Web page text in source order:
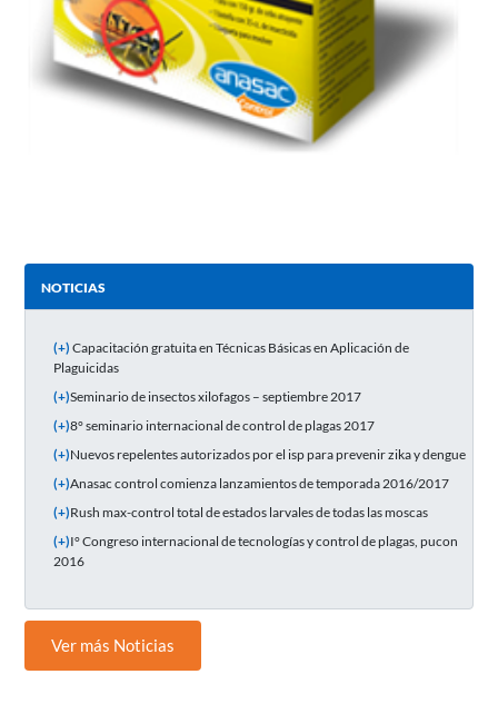
NOTICIAS
(+) Capacitación gratuita en Técnicas Básicas en Aplicación de
Plaguicidas
(+)Seminario de insectos xilofagos – septiembre 2017
(+)8° seminario internacional de control de plagas 2017
(+)Nuevos repelentes autorizados por el isp para prevenir zika y dengue
(+)Anasac control comienza lanzamientos de temporada 2016/2017
(+)Rush max-control total de estados larvales de todas las moscas
(+)I° Congreso internacional de tecnologías y control de plagas, pucon
2016
Ver más Noticias